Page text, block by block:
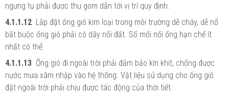
ngưng tụ phải được thu gom dẫn tới vị trí quy định.
4.1.1.12 Lắp đặt ống gió kim loại trong môi trường dễ cháy, dễ nổ
bắt buộc ống gió phải có dây nối đất. Số mối nối ống hạn chế ít
nhất có thể.
4.1.1.13 Ống gió đi ngoài trời phải đảm bảo kín khít, chống được
nước mưa xâm nhập vào hệ thống. Vật liệu sử dụng cho ống gió
đặt ngoài trời phải chịu được tác động của thời tiết.